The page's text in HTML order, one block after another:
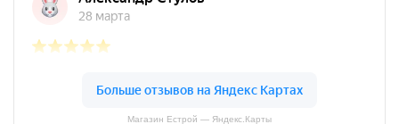
Магазин Естрой — Яндекс.Карты